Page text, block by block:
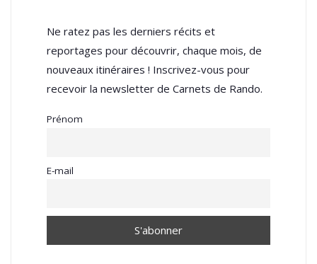
Ne ratez pas les derniers récits et
reportages pour découvrir, chaque mois, de
nouveaux itinéraires ! Inscrivez-vous pour
recevoir la newsletter de Carnets de Rando.
Prénom
E-mail